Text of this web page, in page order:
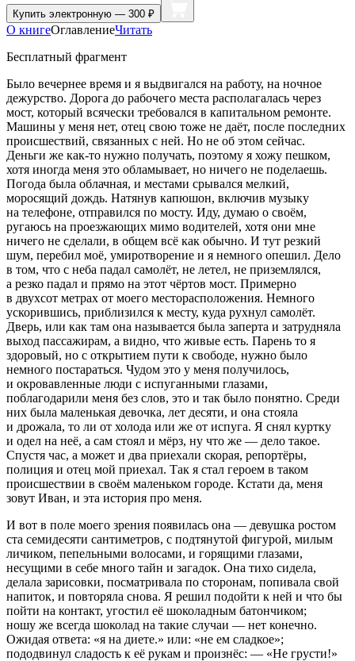
Купить электронную — 300 ₽
О книгеОглавлениеЧитать
Бесплатный фрагмент
Было вечернее время и я выдвигался на работу, на ночное
дежурство. Дорога до рабочего места располагалась через
мост, который всячески требовался в капитальном ремонте.
Машины у меня нет, отец свою тоже не даёт, после последних
происшествий, связанных с ней. Но не об этом сейчас.
Деньги же как-то нужно получать, поэтому я хожу пешком,
хотя иногда меня это обламывает, но ничего не поделаешь.
Погода была облачная, и местами срывался мелкий,
моросящий дождь. Натянув капюшон, включив музыку
на телефоне, отправился по мосту. Иду, думаю о своём,
ругаюсь на проезжающих мимо водителей, хотя они мне
ничего не сделали, в общем всё как обычно. И тут резкий
шум, перебил моё, умиротворение и я немного опешил. Дело
в том, что с неба падал самолёт, не летел, не приземлялся,
а резко падал и прямо на этот чёртов мост. Примерно
в двухсот метрах от моего месторасположения. Немного
ускорившись, приблизился к месту, куда рухнул самолёт.
Дверь, или как там она называется была заперта и затрудняла
выход пассажирам, а видно, что живые есть. Парень то я
здоровый, но с открытием пути к свободе, нужно было
немного постараться. Чудом это у меня получилось,
и окровавленные люди с испуганными глазами,
поблагодарили меня без слов, это и так было понятно. Среди
них была маленькая девочка, лет десяти, и она стояла
и дрожала, то ли от холода или же от испуга. Я снял куртку
и одел на неё, а сам стоял и мёрз, ну что же — дело такое.
Спустя час, а может и два приехали скорая, репортёры,
полиция и отец мой приехал. Так я стал героем в таком
происшествии в своём маленьком городе. Кстати да, меня
зовут Иван, и эта история про меня.
И вот в поле моего зрения появилась она — девушка ростом
ста семидесяти сантиметров, с подтянутой фигурой, милым
личиком, пепельными волосами, и горящими глазами,
несущими в себе много тайн и загадок. Она тихо сидела,
делала зарисовки, посматривала по сторонам, попивала свой
напиток, и повторяла снова. Я решил подойти к ней и что бы
пойти на контакт, угостил её шоколадным батончиком;
ношу же всегда шоколад на такие случаи — нет конечно.
Ожидая ответа: «я на диете.» или: «не ем сладкое»;
пододвинул сладость к её рукам и произнёс: — «Не грусти!»